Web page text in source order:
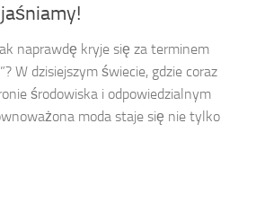
naprawdę kryje się za terminem
W dzisiejszym świecie, gdzie coraz
środowiska i odpowiedzialnym
moda staje się nie tylko